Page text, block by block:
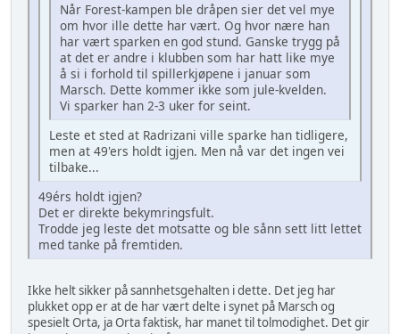
Når Forest-kampen ble dråpen sier det vel mye
om hvor ille dette har vært. Og hvor nære han
har vært sparken en god stund. Ganske trygg på
at det er andre i klubben som har hatt like mye
å si i forhold til spillerkjøpene i januar som
Marsch. Dette kommer ikke som jule-kvelden.
Vi sparker han 2-3 uker for seint.
Leste et sted at Radrizani ville sparke han tidligere,
men at 49'ers holdt igjen. Men nå var det ingen vei
tilbake...
49érs holdt igjen?
Det er direkte bekymringsfult.
Trodde jeg leste det motsatte og ble sånn sett litt lettet
med tanke på fremtiden.
Ikke helt sikker på sannhetsgehalten i dette. Det jeg har
plukket opp er at de har vært delte i synet på Marsch og
spesielt Orta, ja Orta faktisk, har manet til tolmodighet. Det gir